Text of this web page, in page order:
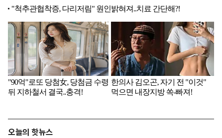
오늘의 핫뉴스